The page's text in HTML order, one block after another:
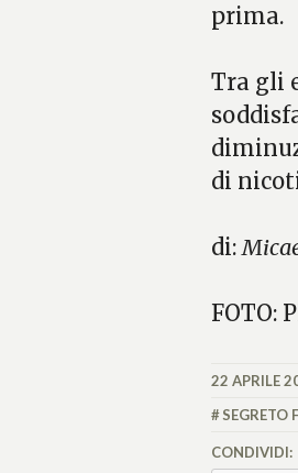
prima.
Tra gli
di
di:
FOTO:
MICAELA
22 APRILE
SEGRETO
CONDIVIDI: